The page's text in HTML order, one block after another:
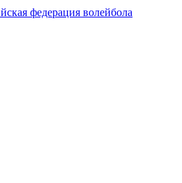
федерация волейбола